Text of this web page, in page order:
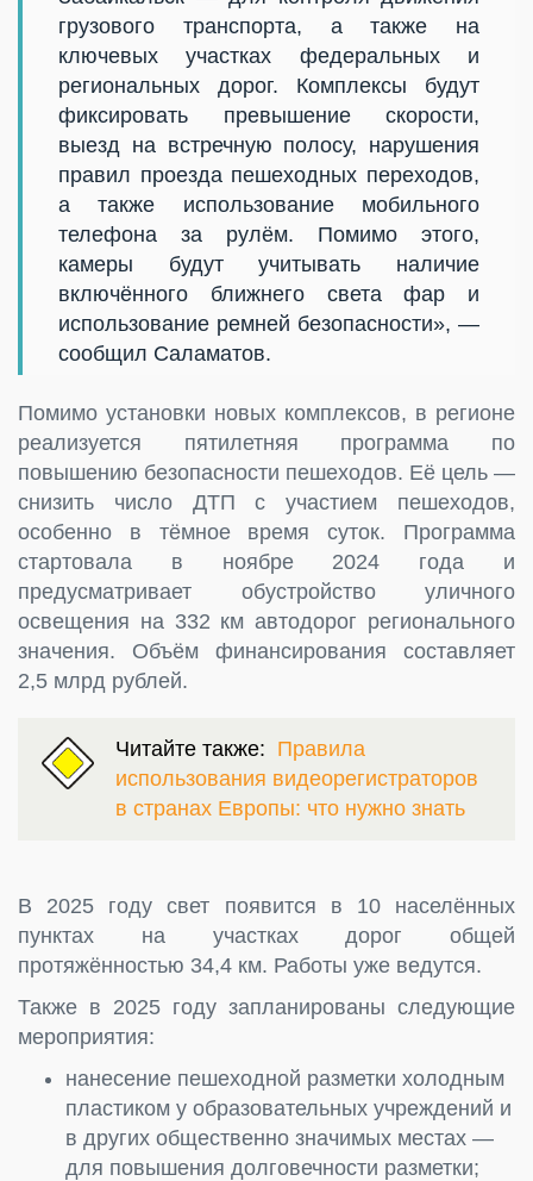
грузового транспорта, а также на
ключевых участках федеральных и
региональных дорог. Комплексы будут
фиксировать превышение скорости,
выезд на встречную полосу, нарушения
правил проезда пешеходных переходов,
а также использование мобильного
телефона за рулём. Помимо этого,
камеры будут учитывать наличие
включённого ближнего света фар и
использование ремней безопасности», —
сообщил Саламатов.
Помимо установки новых комплексов, в регионе
реализуется пятилетняя программа по
повышению безопасности пешеходов. Её цель —
снизить число ДТП с участием пешеходов,
особенно в тёмное время суток. Программа
стартовала в ноябре 2024 года и
предусматривает обустройство уличного
освещения на 332 км автодорог регионального
значения. Объём финансирования составляет
2,5 млрд рублей.
Читайте также: Правила
использования видеорегистраторов
в странах Европы: что нужно знать
В 2025 году свет появится в 10 населённых
пунктах на участках дорог общей
протяжённостью 34,4 км. Работы уже ведутся.
Также в 2025 году запланированы следующие
мероприятия:
нанесение пешеходной разметки холодным
пластиком у образовательных учреждений и
в других общественно значимых местах —
для повышения долговечности разметки;